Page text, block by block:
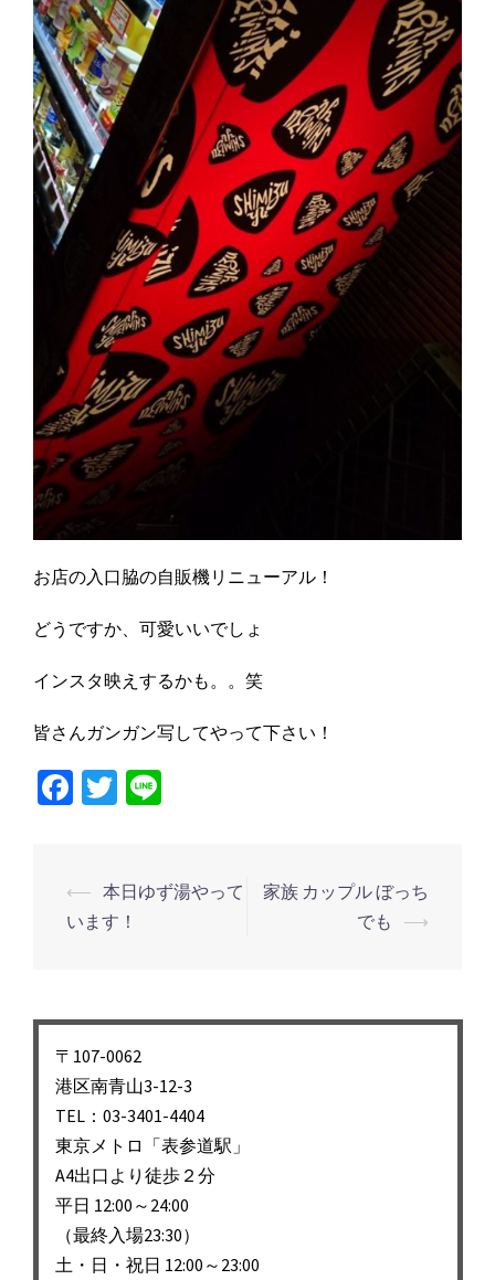
お店の入口脇の自販機リニューアル！
どうですか、可愛いいでしょ
インスタ映えするかも。。笑
皆さんガンガン写してやって下さい！
Facebook
Twitter
投
稿
ゲ
ー
シ
ョ
ン
⟵ 本日ゆず湯やって
います！
家族 カップル ぼっち
でも
⟶
〒107-0062
港区南青山3-12-3
TEL：03-3401-4404
東京メトロ「表参道駅」
A4出口より徒歩２分
平日 12:00～24:00
（最終入場23:30）
土・日・祝日 12:00～23:00